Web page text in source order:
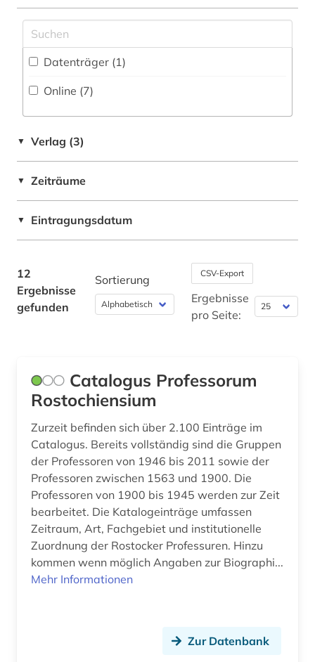
Datenträger (1)
Online (7)
▼ Verlag (3)
▼ Zeiträume
▼ Eintragungsdatum
12
Ergebnisse
gefunden
Sortierung CSV-Export
Ergebnisse
pro Seite:
Catalogus Professorum
Rostochiensium
Zurzeit befinden sich über 2.100 Einträge im
Catalogus. Bereits vollständig sind die Gruppen
der Professoren von 1946 bis 2011 sowie der
Professoren zwischen 1563 und 1900. Die
Professoren von 1900 bis 1945 werden zur Zeit
bearbeitet. Die Katalogeinträge umfassen
Zeitraum, Art, Fachgebiet und institutionelle
Zuordnung der Rostocker Professuren. Hinzu
kommen wenn möglich Angaben zur Biographi...
Mehr Informationen
Zur Datenbank